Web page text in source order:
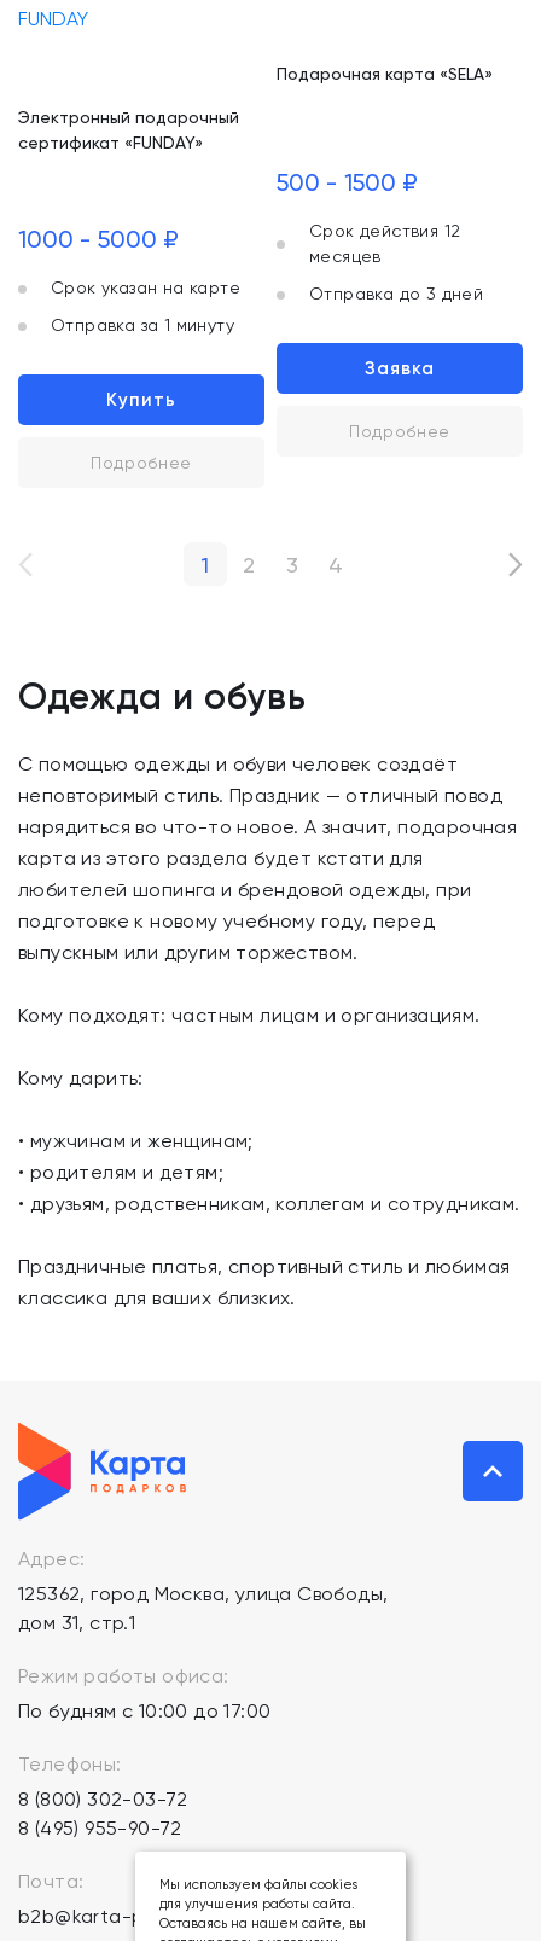
Электронный подарочный
сертификат «FUNDAY»
1000 - 5000 ₽
Срок указан на карте
Отправка за 1 минуту
Купить
Подробнее
Подарочная карта «SELA»
500 - 1500 ₽
Срок действия 12
месяцев
Отправка до 3 дней
Заявка
Подробнее
1 2 3 4
Одежда и обувь
С помощью одежды и обуви человек создаёт
неповторимый стиль. Праздник — отличный повод
нарядиться во что-то новое. А значит, подарочная
карта из этого раздела будет кстати для
любителей шопинга и брендовой одежды, при
подготовке к новому учебному году, перед
выпускным или другим торжеством.
Кому подходят: частным лицам и организациям.
Кому дарить:
• мужчинам и женщинам;
• родителям и детям;
• друзьям, родственникам, коллегам и сотрудникам.
Праздничные платья, спортивный стиль и любимая
классика для ваших близких.
Адрес:
125362, город Москва, улица Свободы,
дом 31, стр.1
Режим работы офиса:
По будням с 10:00 до 17:00
Телефоны:
8 (800) 302-03-72
8 (495) 955-90-72
Почта:
b2b@karta-podarkov.ru
Мы используем файлы cookies
для улучшения работы сайта.
Оставаясь на нашем сайте, вы